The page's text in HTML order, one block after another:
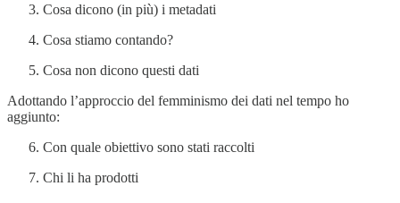
Cosa dicono (in più) i metadati
Cosa stiamo contando?
Cosa non dicono questi dati
Adottando l’approccio del femminismo dei dati nel tempo ho
aggiunto:
Con quale obiettivo sono stati raccolti
Chi li ha prodotti